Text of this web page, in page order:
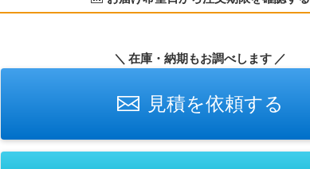
＼ 在庫・納期もお調べします ／
見積を依頼する